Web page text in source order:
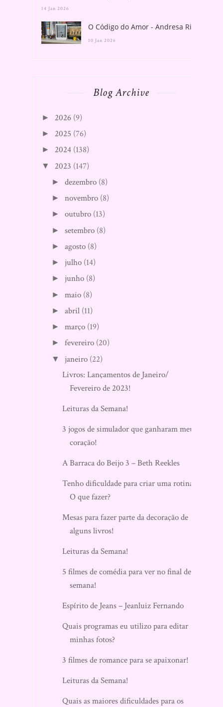
14 Jan 2026
O Código do Amor - Andresa Rios
10 Jan 2026
Blog Archive
► 2026 (9)
► 2025 (76)
► 2024 (138)
▼ 2023 (147)
►dezembro (8)
►novembro (8)
►outubro (13)
►setembro (8)
►agosto (8)
► julho (14)
► junho (8)
►maio (8)
►abril (11)
►março (19)
►fevereiro (20)
▼ janeiro (22)
Livros: Lançamentos de Janeiro/
Fevereiro de 2023!
Leituras da Semana!
3 jogos de simulador que ganharam meu
coração!
A Barraca do Beijo 3 – Beth Reekles
Tenho dificuldade para criar uma rotina.
O que fazer?
Mesas para fazer parte da decoração de
alguns livros!
Leituras da Semana!
5 filmes de comédia para ver no final de
semana!
Espírito de Jeans – Jeanluiz Fernando
Quais programas eu utilizo para editar
minhas fotos?
3 filmes de romance para se apaixonar!
Leituras da Semana!
Quais as maiores dificuldades para os